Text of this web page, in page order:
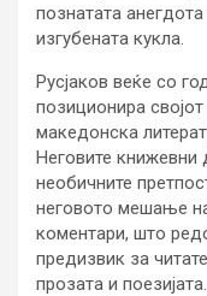
познатата
изгубената кукла.
Русјаков веќе со
позиционира
македонска
Неговите книжевни
необичните
неговото мешање
коментари, што
предизвик за
прозата и